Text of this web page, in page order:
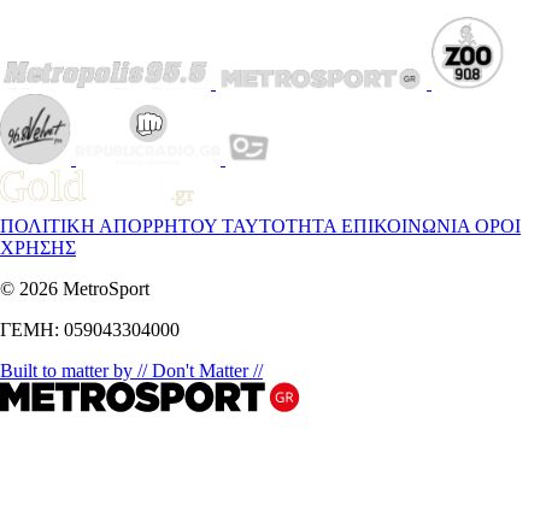
ΠΟΛΙΤΙΚΗ ΑΠΟΡΡΗΤΟΥ ΤΑΥΤΟΤΗΤΑ ΕΠΙΚΟΙΝΩΝΙΑ ΟΡΟΙ
ΧΡΗΣΗΣ
© 2026 MetroSport
ΓΕΜΗ: 059043304000
Built to matter by // Don't Matter //